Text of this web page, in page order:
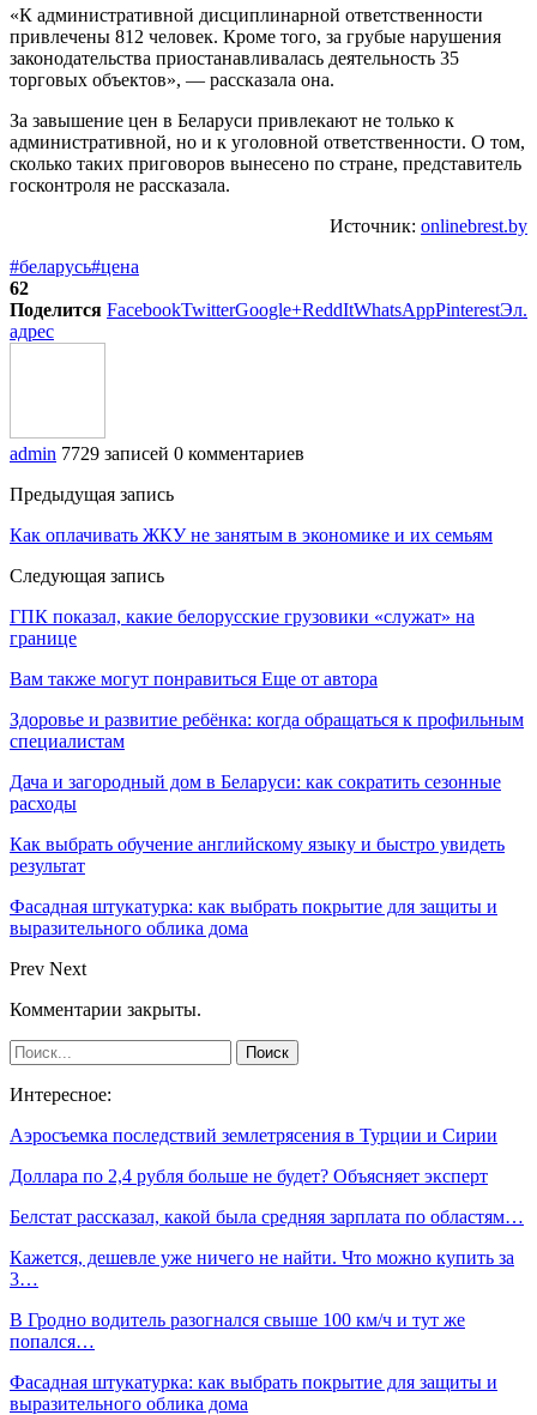
«К административной дисциплинарной ответственности
привлечены 812 человек. Кроме того, за грубые нарушения
законодательства приостанавливалась деятельность 35
торговых объектов», — рассказала она.
За завышение цен в Беларуси привлекают не только к
административной, но и к уголовной ответственности. О том,
сколько таких приговоров вынесено по стране, представитель
госконтроля не рассказала.
Источник: onlinebrest.by
#беларусь#цена
62
Поделится FacebookTwitterGoogle+ReddItWhatsAppPinterestЭл.
адрес
admin 7729 записей 0 комментариев
Предыдущая запись
Как оплачивать ЖКУ не занятым в экономике и их семьям
Следующая запись
ГПК показал, какие белорусские грузовики «служат» на
границе
Вам также могут понравиться Еще от автора
Здоровье и развитие ребёнка: когда обращаться к профильным
специалистам
Дача и загородный дом в Беларуси: как сократить сезонные
расходы
Как выбрать обучение английскому языку и быстро увидеть
результат
Фасадная штукатурка: как выбрать покрытие для защиты и
выразительного облика дома
Prev Next
Комментарии закрыты.
Интересное:
Аэросъемка последствий землетрясения в Турции и Сирии
Доллара по 2,4 рубля больше не будет? Объясняет эксперт
Белстат рассказал, какой была средняя зарплата по областям…
Кажется, дешевле уже ничего не найти. Что можно купить за
3…
В Гродно водитель разогнался свыше 100 км/ч и тут же
попался…
Фасадная штукатурка: как выбрать покрытие для защиты и
выразительного облика дома